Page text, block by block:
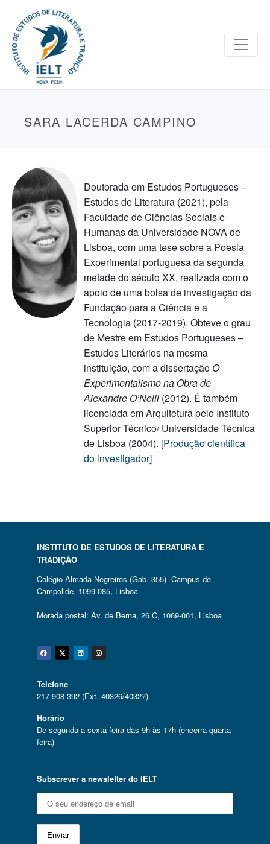
SARA LACERDA CAMPINO
Doutorada em Estudos Portugueses –
Estudos de Literatura (2021), pela
Faculdade de Ciências Sociais e
Humanas da Universidade NOVA de
Lisboa, com uma tese sobre a Poesia
Experimental portuguesa da segunda
metade do século XX, realizada com o
apoio de uma bolsa de investigação da
Fundação para a Ciência e a
Tecnologia (2017-2019). Obteve o grau
de Mestre em Estudos Portugueses –
Estudos Literários na mesma
instituição, com a dissertação O
Experimentalismo na Obra de
Alexandre O’Neill(2012). É também
licenciada em Arquitetura pelo Instituto
Superior Técnico/ Universidade Técnica
de Lisboa (2004). [Produção científica
do investigador]
INSTITUTO DE ESTUDOS DE LITERATURA E
TRADIÇÃO
Colégio Almada Negreiros (Gab. 355) Campus de
Campolide, 1099-085, Lisboa
Morada postal: Av. de Berna, 26 C, 1069-061, Lisboa
Facebook
Twitter
Linkedin
Instagram
Telefone
217 908 392 (Ext. 40326/40327)
Horário
De segunda a sexta-feira das 9h às 17h (encerra quarta-
feira)
Subscrever a newsletter do IELT